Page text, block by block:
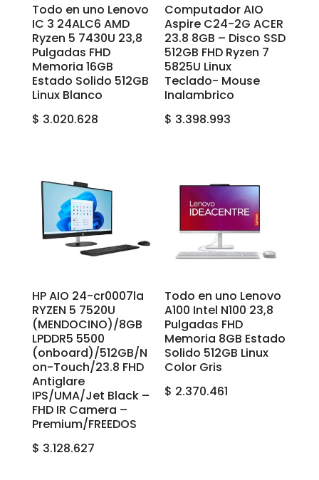
Todo en uno Lenovo
IC 3 24ALC6 AMD
Ryzen 5 7430U 23,8
Pulgadas FHD
Memoria 16GB
Estado Solido 512GB
Linux Blanco
$ 3.020.628
Computador AIO
Aspire C24-2G ACER
23.8 8GB – Disco SSD
512GB FHD Ryzen 7
5825U Linux
Teclado- Mouse
Inalambrico
$ 3.398.993
HP AIO 24-cr0007la
RYZEN 5 7520U
(MENDOCINO)/8GB
LPDDR5 5500
(onboard)/512GB/N
on-Touch/23.8 FHD
Antiglare
IPS/UMA/Jet Black –
FHD IR Camera –
Premium/FREEDOS
$ 3.128.627
Todo en uno Lenovo
A100 Intel N100 23,8
Pulgadas FHD
Memoria 8GB Estado
Solido 512GB Linux
Color Gris
$ 2.370.461